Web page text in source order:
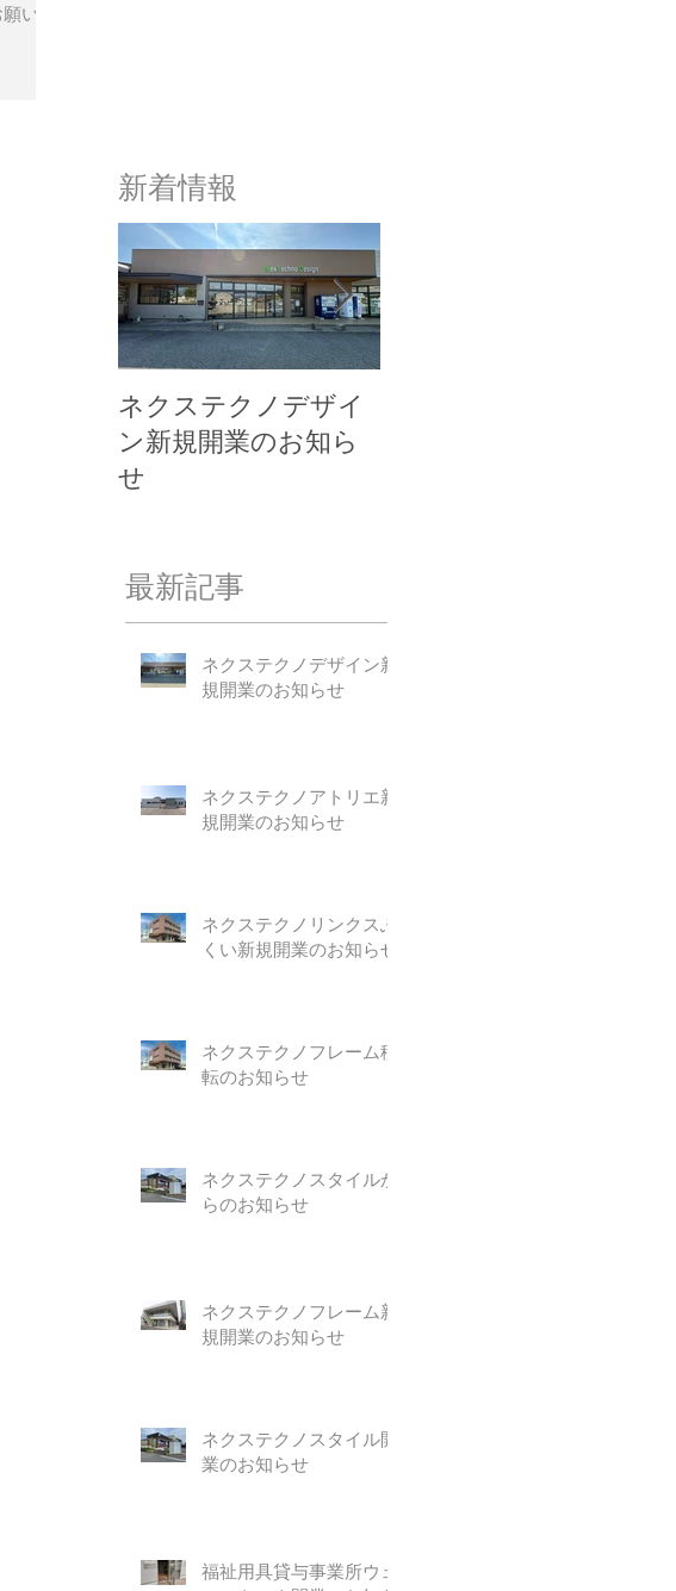
い致
​新着情報
ネクステクノデザイ
ン新規開業のお知ら
せ
最新記事
ネクステクノデザイン新
規開業のお知らせ
ネクステクノアトリエ新
規開業のお知らせ
ネクステクノリンクスふ
くい新規開業のお知らせ
ネクステクノフレーム移
転のお知らせ
ネクステクノスタイルか
らのお知らせ
ネクステクノフレーム新
規開業のお知らせ
ネクステクノスタイル開
業のお知らせ
福祉用具貸与事業所ウェ